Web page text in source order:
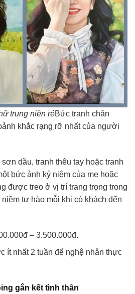
trung niên rẻBức tranh chân
khắc rạng rỡ nhất của người
dầu, tranh thêu tay hoặc tranh
bức ảnh kỷ niệm của mẹ hoặc
được treo ở vị trí trang trọng trong
tự hào mỗi khi có khách đến
– 3.500.000đ.
ít nhất 2 tuần để nghệ nhân thực
gắn kết tình thân